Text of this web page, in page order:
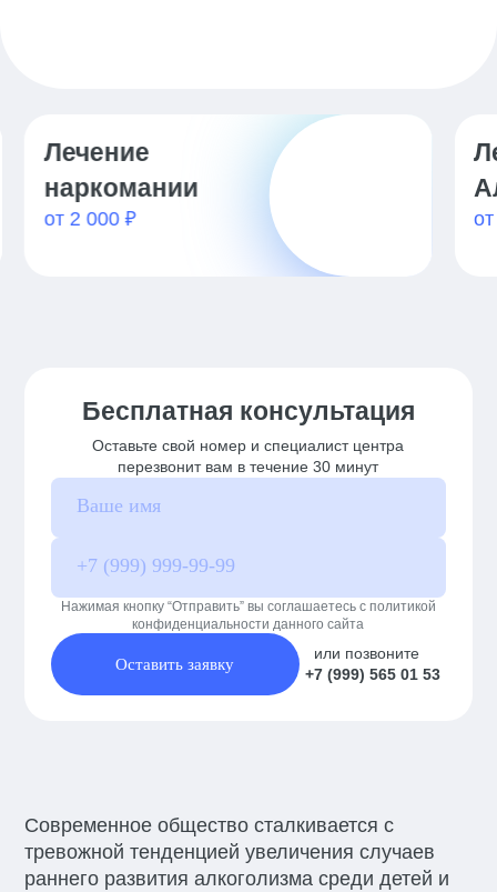
Лечение
наркомании
от 2 000 ₽
Бесплатная консультация
Оставьте свой номер и специалист центра
перезвонит вам в течение 30 минут
Нажимая кнопку “Отправить” вы соглашаетесь с политикой
конфиденциальности данного сайта
Оставить заявку
или позвоните
+7 (999) 565 01 53
Современное общество сталкивается с
тревожной тенденцией увеличения случаев
раннего развития алкоголизма среди детей и